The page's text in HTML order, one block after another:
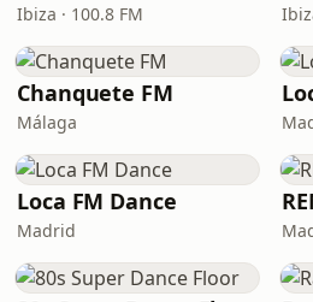
Ibiza · 100.8 FM
Chanquete FM
Málaga
Loca FM Dance
Madrid